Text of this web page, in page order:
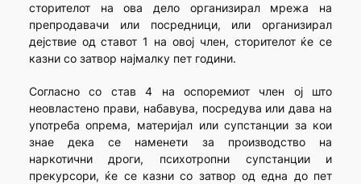
сторителот на ова дело организирал мрежа на
препродавачи или посредници, или организирал
дејствие од ставот 1 на овој член, сторителот ќе се
казни со затвор најмалку пет години.
Согласно со став 4 на оспоремиот член ој што
неовластено прави, набавува, посредува или дава на
употреба опрема, материјал или супстанции за кои
знае дека се наменети за производство на
наркотични дроги, психотропни супстанции и
прекурсори, ќе се казни со затвор од една до пет